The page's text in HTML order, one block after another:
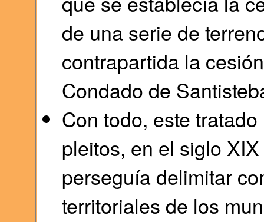
de una serie de
contrapartida la
Condado de
Con todo, este
pleitos, en el siglo
perseguía delimitar
territoriales de los